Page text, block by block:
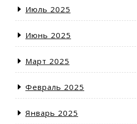
Июль 2025
Июнь 2025
Март 2025
Февраль 2025
Январь 2025